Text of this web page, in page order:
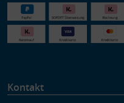
Kontakt